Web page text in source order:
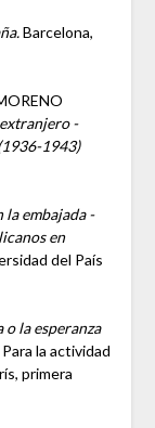
Barcelona,
-
1943)
la embajada -
en
del País
la esperanza
la actividad
primera